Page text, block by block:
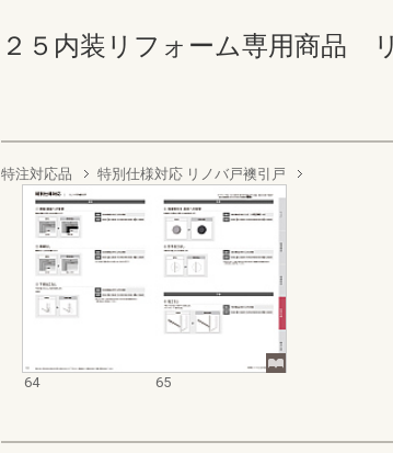
２５内装リフォーム専用商品
特注対応品 特別仕様対応 リノバ戸襖引戸
64 65